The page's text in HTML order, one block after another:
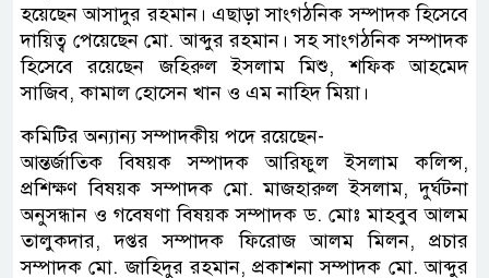
হয়েছেন আসাদুর রহমান। এছাড়া সাংগঠনিক সম্পাদক হিসেবে
দায়িত্ব পেয়েছেন মো. আব্দুর রহমান। সহ সাংগঠনিক সম্পাদক
হিসেবে রয়েছেন জহিরুল ইসলাম মিশু, শফিক আহমেদ
সাজিব, কামাল হোসেন খান ও এম নাহিদ মিয়া।
কমিটির অন্যান্য সম্পাদকীয় পদে রয়েছেন-
আন্তর্জাতিক বিষয়ক সম্পাদক আরিফুল ইসলাম কলিন্স,
প্রশিক্ষণ বিষয়ক সম্পাদক মো. মাজহারুল ইসলাম, দুর্ঘটনা
অনুসন্ধান ও গবেষণা বিষয়ক সম্পাদক ড. মোঃ মাহবুব আলম
তালুকদার, দপ্তর সম্পাদক ফিরোজ আলম মিলন, প্রচার
সম্পাদক মো. জাহিদুর রহমান, প্রকাশনা সম্পাদক মো. আব্দুর